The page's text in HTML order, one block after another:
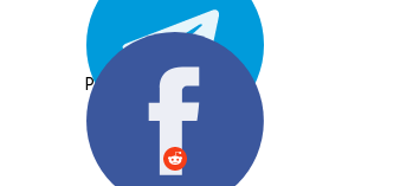
Partager: